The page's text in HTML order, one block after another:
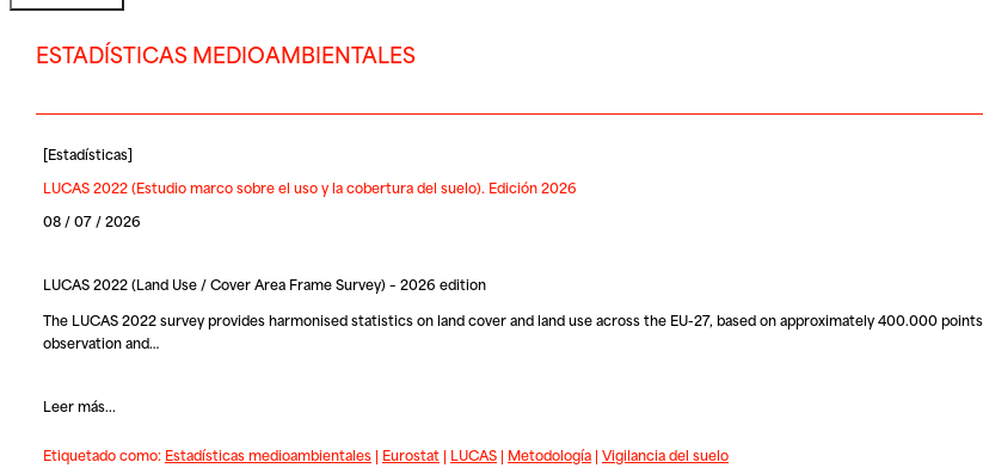
ESTADÍSTICAS MEDIOAMBIENTALES
[Estadísticas]
LUCAS 2022 (Estudio marco sobre el uso y la cobertura del suelo). Edición 2026
08 / 07 / 2026
LUCAS 2022 (Land Use / Cover Area Frame Survey) – 2026 edition
The LUCAS 2022 survey provides harmonised statistics on land cover and land use across the EU-27, based on approximately 400.000
observation and…
Leer más...
Etiquetado como: Estadísticas medioambientales| Eurostat| LUCAS| Metodología| Vigilancia del suelo